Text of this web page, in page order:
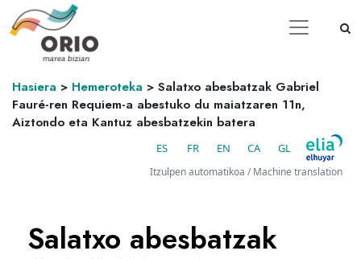
Hasiera > Hemeroteka > Salatxo abesbatzak Gabriel
Fauré-ren Requiem-a abestuko du maiatzaren 11n,
Aiztondo eta Kantuz abesbatzekin batera
ES FR EN CA GL
Itzulpen automatikoa / Machine translation
Salatxo abesbatzak